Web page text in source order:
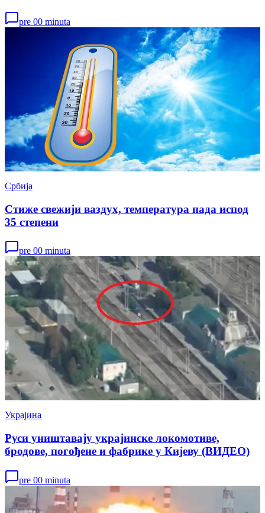
pre 00 minuta
Србија
Стиже свежији ваздух, температура пада испод
35 степени
pre 00 minuta
Украјина
Руси уништавају украјинске локомотиве,
бродове, погођене и фабрике у Кијеву (ВИДЕО)
pre 00 minuta